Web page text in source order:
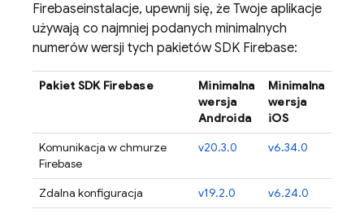
Firebaseinstalacje, upewnij się, że Twoje aplikacje
używają co najmniej podanych minimalnych
numerów wersji tych pakietów SDK Firebase:
Pakiet SDK Firebase
Minimalna
wersja
Androida
Minimalna
wersja
iOS
Komunikacja w chmurze
Firebase
v20.3.0 v6.34.0
Zdalna konfiguracja v19.2.0
v6.24.0